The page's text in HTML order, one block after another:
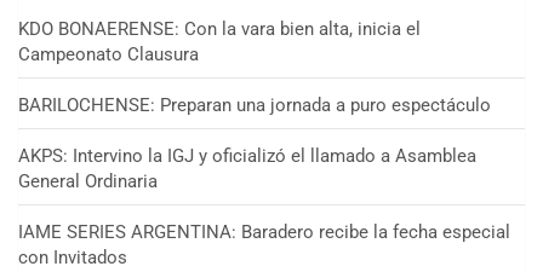
KDO BONAERENSE: Con la vara bien alta, inicia el
Campeonato Clausura
BARILOCHENSE: Preparan una jornada a puro espectáculo
AKPS: Intervino la IGJ y oficializó el llamado a Asamblea
General Ordinaria
IAME SERIES ARGENTINA: Baradero recibe la fecha especial
con Invitados